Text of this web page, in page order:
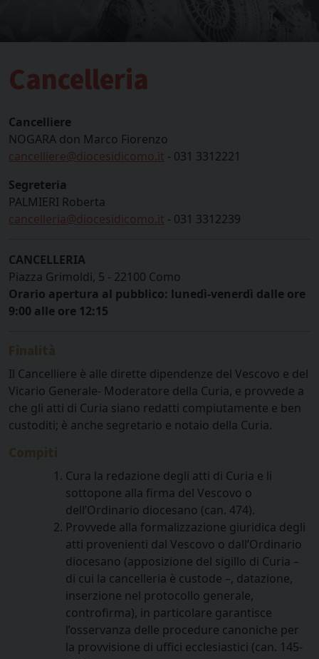
Cancelleria
Cancelliere
NOGARA don Marco Fiorenzo
cancelliere@diocesidicomo.it - 031 3312221
Segreteria
PALMIERI Roberta
cancelleria@diocesidicomo.it - 031 3312239
CANCELLERIA
Piazza Grimoldi, 5 - 22100 Como
Orario apertura al pubblico: lunedì-venerdì dalle ore
9:00 alle ore 12:15
Il Cancelliere è alle dirette dipendenze del Vescovo e del
Vicario Generale- Moderatore della Curia, e provvede a
che gli atti di Curia siano redatti compiutamente e ben
custoditi; è anche segretario e notaio della Curia.
Cura la redazione degli atti di Curia e li
sottopone alla firma del Vescovo o
dell’Ordinario diocesano (can. 474).
Provvede alla formalizzazione giuridica degli
atti provenienti dal Vescovo o dall’Ordinario
diocesano (apposizione del sigillo di Curia –
di cui la cancelleria è custode –, datazione,
inserzione nel protocollo generale,
controfirma), in particolare garantisce
l’osservanza delle procedure canoniche per
la provvisione di uffici ecclesiastici (can. 145-